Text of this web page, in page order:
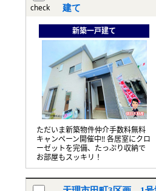
check
建て
新築一戸建て
ただいま新築物件仲介手数料無料
キャンペーン開催中!! 各居室にクロ
ーゼットを完備、たっぷり収納で
お部屋もスッキリ！